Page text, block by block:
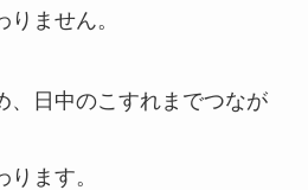
ません。
、日中のこすれまでつなが
ます。